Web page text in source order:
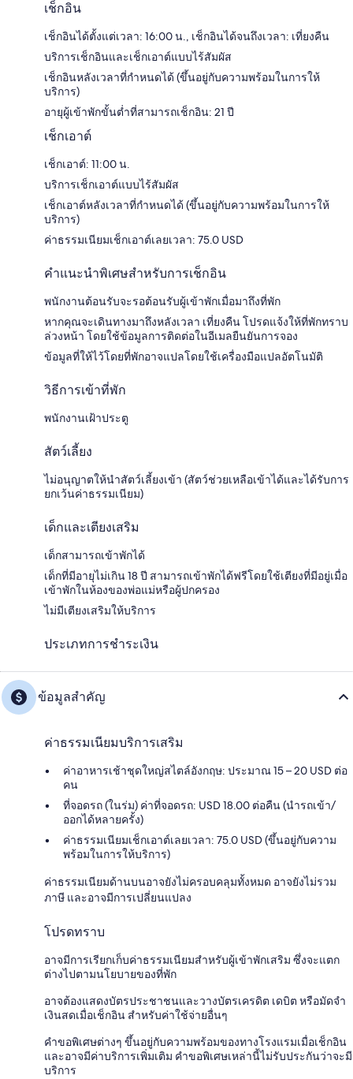
เช็กอิน
เช็กอินได้ตั้งแต่เวลา: 16:00 น., เช็กอินได้จนถึงเวลา: เที่ยงคืน
บริการเช็กอินและเช็กเอาต์แบบไร้สัมผัส
เช็กอินหลังเวลาที่กำหนดได้ (ขึ้นอยู่กับความพร้อมในการให้
บริการ)
อายุผู้เข้าพักขั้นต่ำที่สามารถเช็กอิน: 21 ปี
เช็กเอาต์
เช็กเอาต์: 11:00 น.
บริการเช็กเอาต์แบบไร้สัมผัส
เช็กเอาต์หลังเวลาที่กำหนดได้ (ขึ้นอยู่กับความพร้อมในการให้
บริการ)
ค่าธรรมเนียมเช็กเอาต์เลยเวลา: 75.0 USD
คำแนะนำพิเศษสำหรับการเช็กอิน
พนักงานต้อนรับจะรอต้อนรับผู้เข้าพักเมื่อมาถึงที่พัก
หากคุณจะเดินทางมาถึงหลังเวลา เที่ยงคืน โปรดแจ้งให้ที่พักทราบ
ล่วงหน้า โดยใช้ข้อมูลการติดต่อในอีเมลยืนยันการจอง
ข้อมูลที่ให้ไว้โดยที่พักอาจแปลโดยใช้เครื่องมือแปลอัตโนมัติ
วิธีการเข้าที่พัก
พนักงานเฝ้าประตู
สัตว์เลี้ยง
ไม่อนุญาตให้นำสัตว์เลี้ยงเข้า (สัตว์ช่วยเหลือเข้าได้และได้รับการ
ยกเว้นค่าธรรมเนียม)
เด็กและเตียงเสริม
เด็กสามารถเข้าพักได้
เด็กที่มีอายุไม่เกิน 18 ปี สามารถเข้าพักได้ฟรีโดยใช้เตียงที่มีอยู่เมื่อ
เข้าพักในห้องของพ่อแม่หรือผู้ปกครอง
ไม่มีเตียงเสริมให้บริการ
ประเภทการชำระเงิน
ข้อมูลสำคัญ
ค่าธรรมเนียมบริการเสริม
ค่าอาหารเช้าชุดใหญ่สไตล์อังกฤษ: ประมาณ 15 – 20 USD ต่อ
คน
ที่จอดรถ (ในร่ม) ค่าที่จอดรถ: USD 18.00 ต่อคืน (นำรถเข้า/
ออกได้หลายครั้ง)
ค่าธรรมเนียมเช็กเอาต์เลยเวลา: 75.0 USD (ขึ้นอยู่กับความ
พร้อมในการให้บริการ)
ค่าธรรมเนียมด้านบนอาจยังไม่ครอบคลุมทั้งหมด อาจยังไม่รวม
ภาษี และอาจมีการเปลี่ยนแปลง
โปรดทราบ
อาจมีการเรียกเก็บค่าธรรมเนียมสำหรับผู้เข้าพักเสริม ซึ่งจะแตก
ต่างไปตามนโยบายของที่พัก
อาจต้องแสดงบัตรประชาชนและวางบัตรเครดิต เดบิต หรือมัดจำ
เงินสดเมื่อเช็กอิน สำหรับค่าใช้จ่ายอื่นๆ
คำขอพิเศษต่างๆ ขึ้นอยู่กับความพร้อมของทางโรงแรมเมื่อเช็กอิน
และอาจมีค่าบริการเพิ่มเติม คำขอพิเศษเหล่านี้ไม่รับประกันว่าจะมี
บริการ